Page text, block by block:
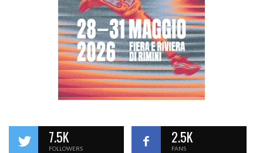
7.5K
FOLLOWERS
2.5K
FANS